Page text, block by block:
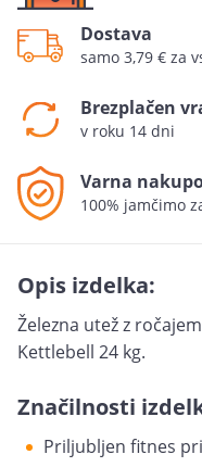
Dostava
samo 3,79 € za
Brezplačen
v roku 14 dni
Varna
100% jamčimo
Opis izdelka:
Železna utež z
Kettlebell 24 kg.
Značilnosti
Priljubljen fitnes